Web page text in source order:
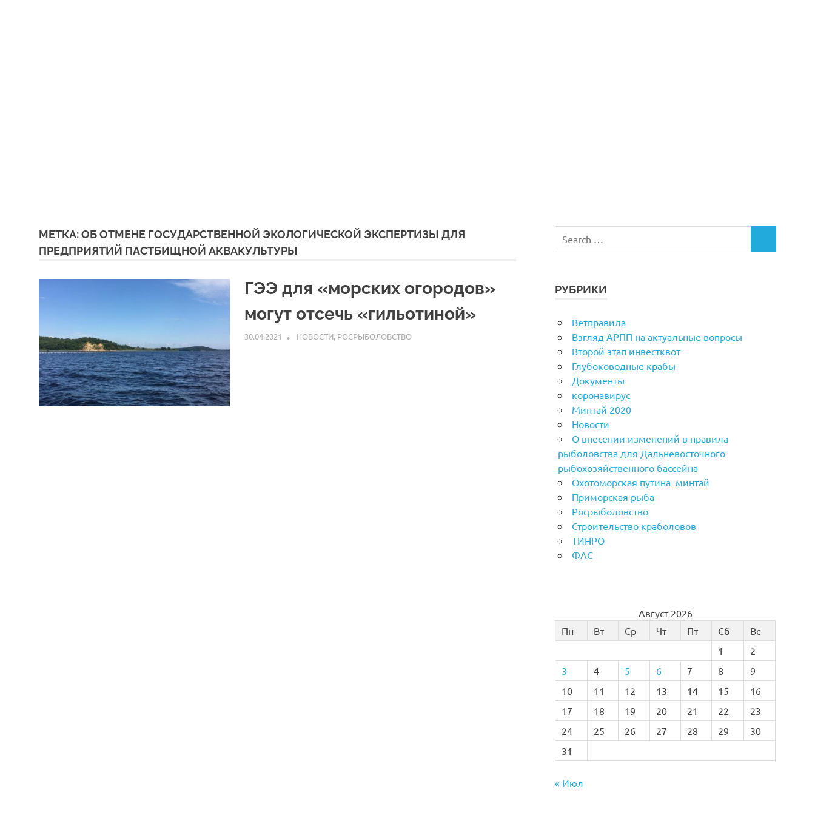
МЕТКА:ОБ ОТМЕНЕ ГОСУДАРСТВЕННОЙ ЭКОЛОГИЧЕСКОЙ ЭКСПЕРТИЗЫ ДЛЯ
ПРЕДПРИЯТИЙ ПАСТБИЩНОЙ АКВАКУЛЬТУРЫ
ГЭЭ для «морских огородов»
могут отсечь «гильотиной»
30.04.2021 ARPP
НОВОСТИ, РОСРЫБОЛОВСТВО
РУБРИКИ
Ветправила
Взгляд АРПП на актуальные вопросы
Второй этап инвестквот
Глубоководные крабы
Документы
коронавирус
Минтай 2020
Новости
О внесении изменений в правила
рыболовства для Дальневосточного
рыбохозяйственного бассейна
Охотоморская путина_минтай
Приморская рыба
Росрыболовство
Строительство краболовов
ТИНРО
ФАС
Август 2026
Пн
Вт Ср Чт Пт Сб
Вс
1
2
3
4 5 6 7 8
9
10
11 12 13 14 15
16
17
18 19 20 21 22
23
24
25 26 27 28 29
30
31
« Июл